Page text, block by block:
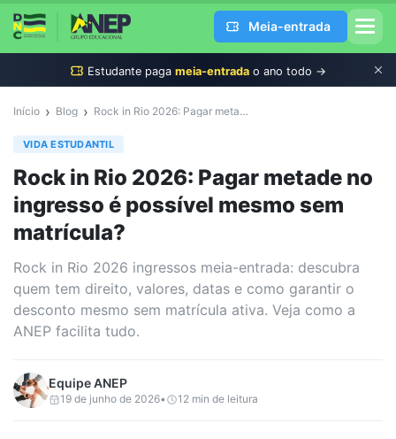
Meia-entrada
Estudante paga meia-entrada o ano todo →
Início › Blog › Rock in Rio 2026: Pagar metade no ingresso é possível mesmo sem matrícula?
VIDA ESTUDANTIL
Rock in Rio 2026: Pagar metade no
ingresso é possível mesmo sem
matrícula?
Rock in Rio 2026 ingressos meia-entrada: descubra
quem tem direito, valores, datas e como garantir o
desconto mesmo sem matrícula ativa. Veja como a
ANEP facilita tudo.
EquipeANEP
19 de junho de 2026• 12 min de leitura